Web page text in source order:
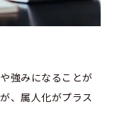
強みになることが
、属人化がプラス